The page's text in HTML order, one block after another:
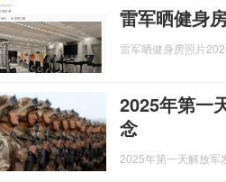
雷军晒健身
雷军晒健身房照片
2025年第一
念
2025年第一天解放军